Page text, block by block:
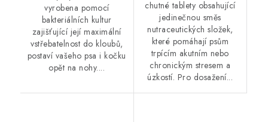
vyrobena pomocí
bakteriálních kultur
zajišťující její maximální
vstřebatelnost do kloubů,
postaví vašeho psa i kočku
opět na nohy....
chutné tablety obsahující
jedinečnou směs
nutraceutických složek,
které pomáhají psům
trpícím akutním nebo
chronickým stresem a
úzkostí. Pro dosažení...